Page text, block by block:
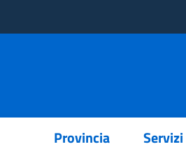
Provincia Servizi